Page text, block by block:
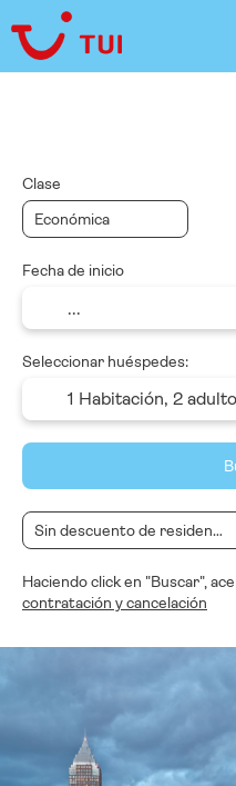
Clase
Fecha de inicio
Seleccionar huéspedes:
1 Habitación, 2
Haciendo click en "Buscar",
contratación y cancelación